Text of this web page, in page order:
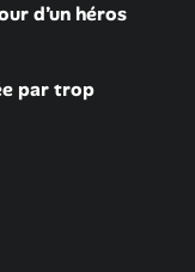
d’un héros
par trop